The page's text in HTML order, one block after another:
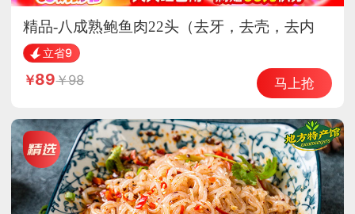
精品-八成熟鲍鱼肉22头（去牙，去壳，去内
脏）立省9
89 98 马上抢